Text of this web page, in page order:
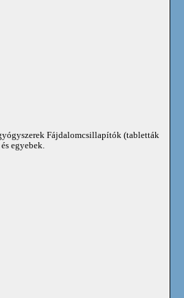
Fájdalomcsillapítók (tabletták
egyebek.